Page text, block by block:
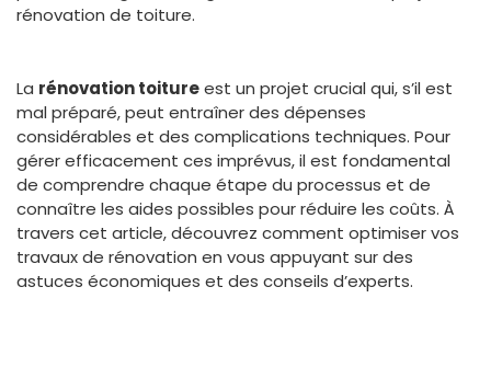
rénovation de toiture.
La rénovation toitureest un projet crucial qui, s’il est
mal préparé, peut entraîner des dépenses
considérables et des complications techniques. Pour
gérer efficacement ces imprévus, il est fondamental
de comprendre chaque étape du processus et de
connaître les aides possibles pour réduire les coûts. À
travers cet article, découvrez comment optimiser vos
travaux de rénovation en vous appuyant sur des
astuces économiques et des conseils d’experts.